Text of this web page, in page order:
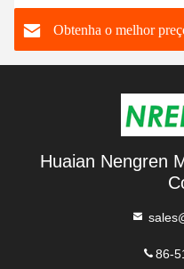
mastro móvel de
telecomunicações torre-
mastro telescópico-
Obtenha o melhor
Huaian Nengren
86-